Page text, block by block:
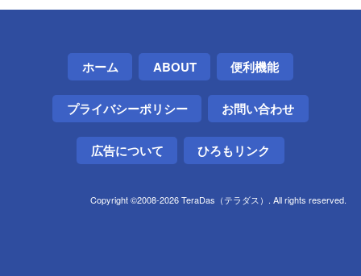
【Windows】サウンド コントロールパネルの開き方
（サウンドの詳細設定）
DaVinci Resolveで左のみのモノラル音声をステレオ
Google Chromeのオフラインインストーラを入手す
ホーム ABOUT 便利機能
プライバシーポリシー お問い合わせ
広告について ひろもリンク
Copyright ©2008-2026 TeraDas（テラダス）. All rights reserved.